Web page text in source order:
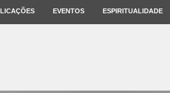
EVENTOS ESPIRITUALIDADE